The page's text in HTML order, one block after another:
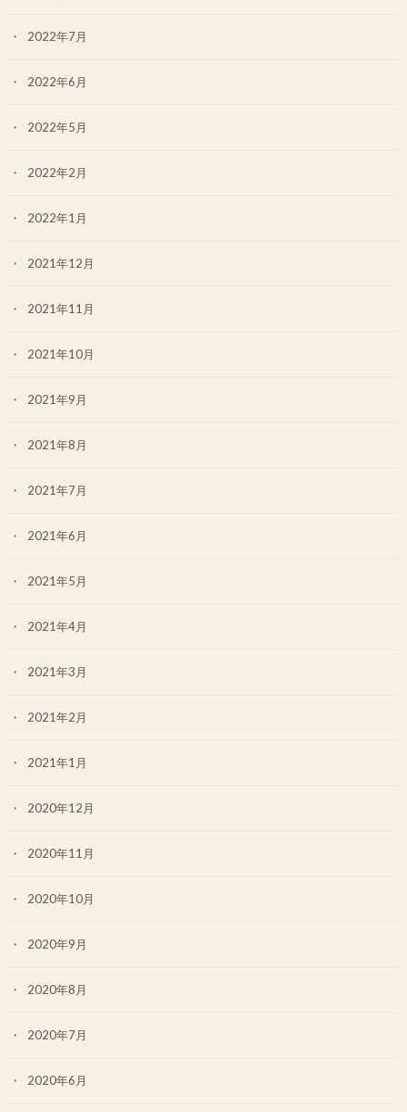
2022年7月
2022年6月
2022年5月
2022年2月
2022年1月
2021年12月
2021年11月
2021年10月
2021年9月
2021年8月
2021年7月
2021年6月
2021年5月
2021年4月
2021年3月
2021年2月
2021年1月
2020年12月
2020年11月
2020年10月
2020年9月
2020年8月
2020年7月
2020年6月